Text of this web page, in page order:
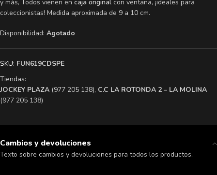
y más, Todos vienen en caja original con ventana, ¡ideales para
coleccionistas! Medida aproximada de 9 a 10 cm.
Disponibilidad: Agotado
SKU: FUN619CDSPE
Tiendas:
​JOCKEY PLAZA (977 205 138), ​C.C LA ROTONDA 2 – LA MOLINA
(977 205 138)
Cambios y devoluciones
Texto sobre cambios y devoluciones para todos los productos.